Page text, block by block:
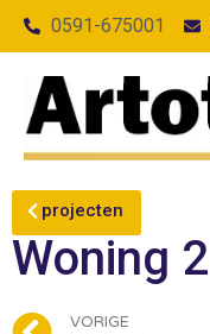
0591-675001
projecten
Woning 2
VORIGE